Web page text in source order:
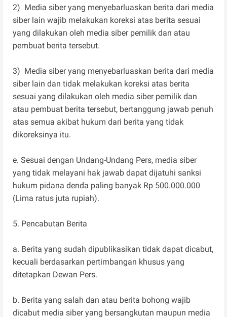
2) Media siber yang menyebarluaskan berita dari media
siber lain wajib melakukan koreksi atas berita sesuai
yang dilakukan oleh media siber pemilik dan atau
pembuat berita tersebut.
3) Media siber yang menyebarluaskan berita dari media
siber lain dan tidak melakukan koreksi atas berita
sesuai yang dilakukan oleh media siber pemilik dan
atau pembuat berita tersebut, bertanggung jawab penuh
atas semua akibat hukum dari berita yang tidak
dikoreksinya itu.
e. Sesuai dengan Undang-Undang Pers, media siber
yang tidak melayani hak jawab dapat dijatuhi sanksi
hukum pidana denda paling banyak Rp 500.000.000
(Lima ratus juta rupiah).
5. Pencabutan Berita
a. Berita yang sudah dipublikasikan tidak dapat dicabut,
kecuali berdasarkan pertimbangan khusus yang
ditetapkan Dewan Pers.
b. Berita yang salah dan atau berita bohong wajib
dicabut media siber yang bersangkutan maupun media